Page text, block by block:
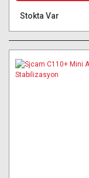
Stokta Var